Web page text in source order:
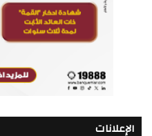
الإعلانات